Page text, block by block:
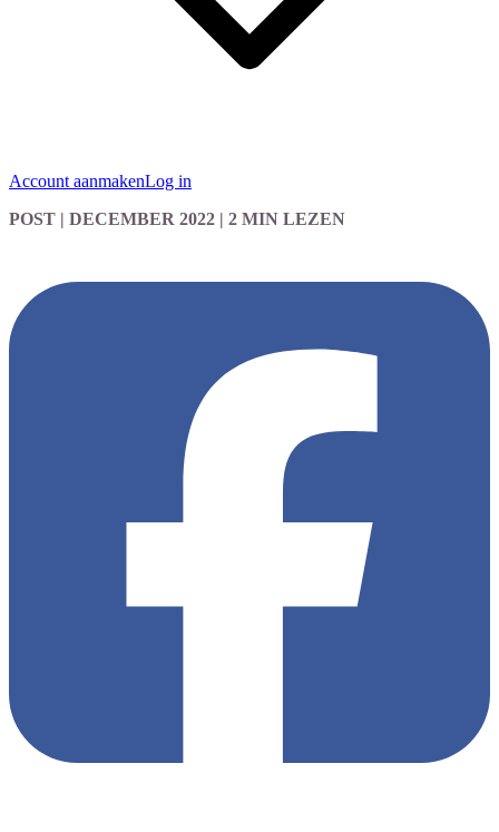
Account aanmakenLog in
POST | DECEMBER 2022 | 2 MIN LEZEN